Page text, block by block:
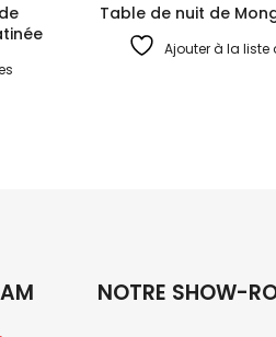
Table de nuit de
Ajouter à la liste
NOTRE SHOW-